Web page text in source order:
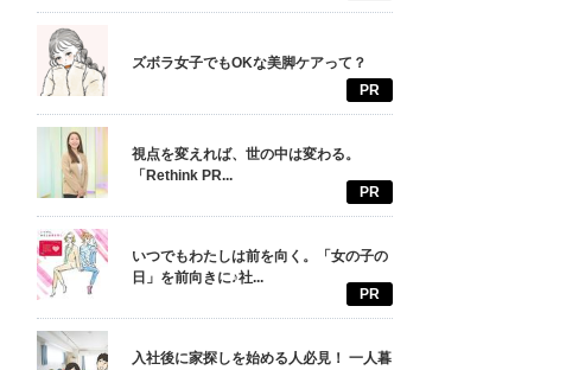
ズボラ女子でもOKな美脚ケアって？
PR
視点を変えれば、世の中は変わる。
「Rethink PR...
PR
いつでもわたしは前を向く。「女の子の
日」を前向きに♪社...
PR
入社後に家探しを始める人必見！ 一人暮